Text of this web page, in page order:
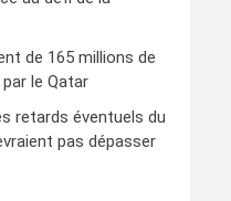
de 165 millions de
le Qatar
retards éventuels du
pas dépasser